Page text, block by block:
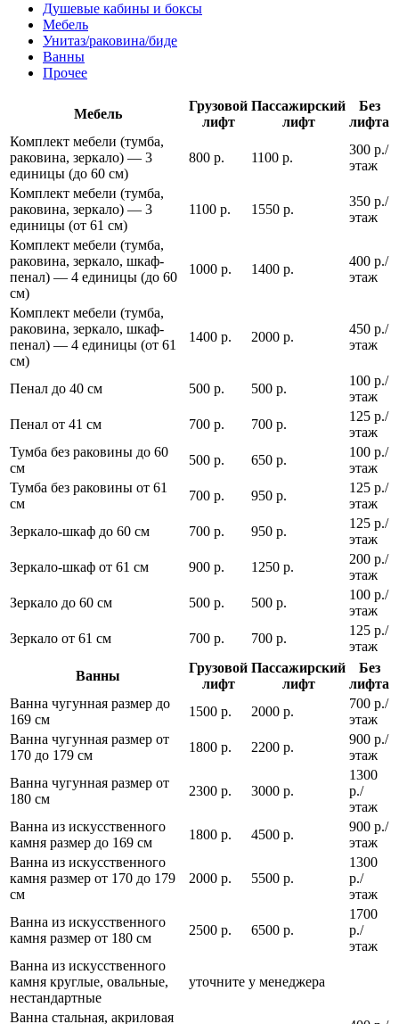
Душевые кабины и боксы
Мебель
Унитаз/раковина/биде
Ванны
Прочее
Мебель
Грузовой
лифт
Пассажирский
лифт
Без
лифта
Комплект мебели (тумба,
раковина, зеркало) — 3
единицы (до 60 см)
800 р. 1100 р.
300 р./
этаж
Комплект мебели (тумба,
раковина, зеркало) — 3
единицы (от 61 см)
1100 р. 1550 р.
350 р./
этаж
Комплект мебели (тумба,
раковина, зеркало, шкаф-
пенал) — 4 единицы (до 60
см)
1000 р. 1400 р.
400 р./
этаж
Комплект мебели (тумба,
раковина, зеркало, шкаф-
пенал) — 4 единицы (от 61
см)
1400 р. 2000 р.
450 р./
этаж
Пенал до 40 см 500 р. 500 р.
100 р./
этаж
Пенал от 41 см
700 р. 700 р.
125 р./
этаж
Тумба без раковины до 60
см
500 р. 650 р.
100 р./
этаж
Тумба без раковины от 61
см
700 р. 950 р.
125 р./
этаж
Зеркало-шкаф до 60 см
700 р. 950 р.
125 р./
этаж
Зеркало-шкаф от 61 см
900 р. 1250 р.
200 р./
этаж
Зеркало до 60 см
500 р. 500 р.
100 р./
этаж
Зеркало от 61 см
700 р. 700 р.
125 р./
этаж
Ванны
Грузовой
лифт
Пассажирский
лифт
Без
лифта
Ванна чугунная размер до
169 см
1500 р. 2000 р.
700 р./
этаж
Ванна чугунная размер от
170 до 179 см
1800 р. 2200 р.
900 р./
этаж
Ванна чугунная размер от
180 см
2300 р. 3000 р.
1300
р./
этаж
Ванна из искусственного
камня размер до 169 см
1800 р. 4500 р.
900 р./
этаж
Ванна из искусственного
камня размер от 170 до 179
см
2000 р. 5500 р.
1300
р./
этаж
Ванна из искусственного
камня размер от 180 см
2500 р. 6500 р.
1700
р./
этаж
Ванна из искусственного
камня круглые, овальные,
нестандартные
уточните у менеджера
Ванна стальная, акриловая